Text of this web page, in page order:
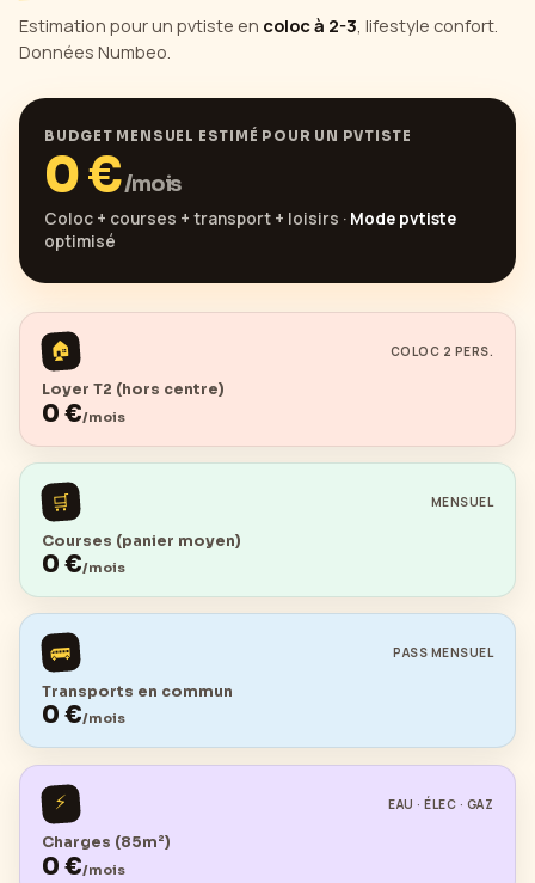
Estimation pour un pvtiste en coloc à 2-3 , lifestyle confort.
Données Numbeo.
BUDGET MENSUEL ESTIMÉ POUR UN PVTISTE
0€/mois
Coloc + courses + transport + loisirs · Mode pvtiste
optimisé
🏠 COLOC 2 PERS.
Loyer T2 (hors centre)
0 €/mois
🛒 MENSUEL
Courses (panier moyen)
0 €/mois
🚌 PASS MENSUEL
Transports en commun
0 €/mois
⚡ EAU · ÉLEC · GAZ
Charges (85m²)
0 €/mois